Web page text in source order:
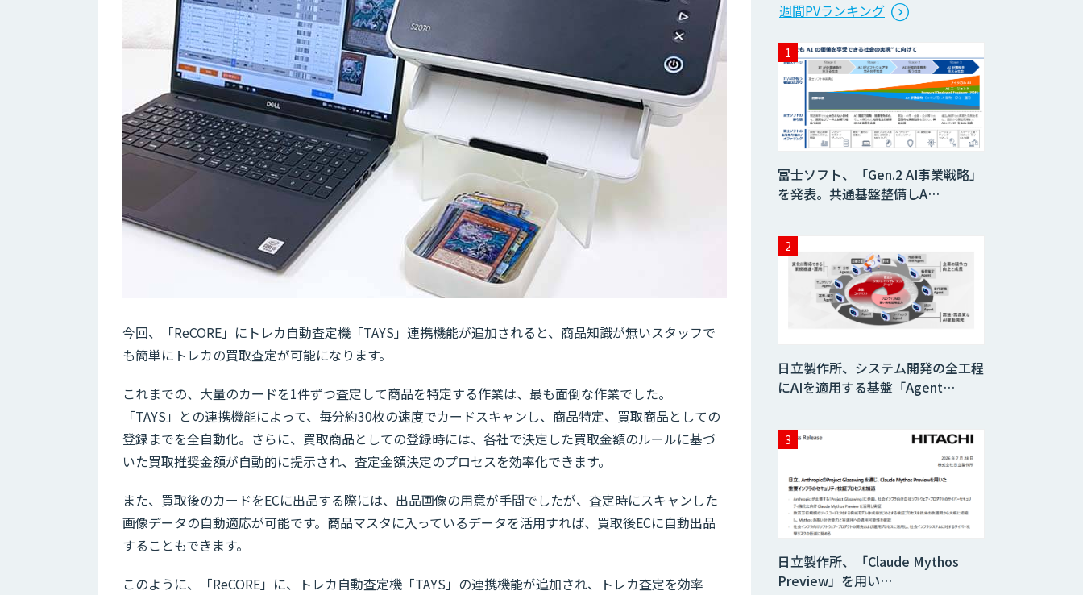
今回、「ReCORE」にトレカ自動査定機「TAYS」連携機能が追加されると、商品知識が無いスタッフで
も簡単にトレカの買取査定が可能になります。
これまでの、大量のカードを1件ずつ査定して商品を特定する作業は、最も面倒な作業でした。
「TAYS」との連携機能によって、毎分約30枚の速度でカードスキャンし、商品特定、買取商品としての
登録までを全自動化。さらに、買取商品としての登録時には、各社で決定した買取金額のルールに基づ
いた買取推奨金額が自動的に提示され、査定金額決定のプロセスを効率化できます。
また、買取後のカードをECに出品する際には、出品画像の用意が手間でしたが、査定時にスキャンした
画像データの自動適応が可能です。商品マスタに入っているデータを活用すれば、買取後ECに自動出品
することもできます。
このように、「ReCORE」に、トレカ自動査定機「TAYS」の連携機能が追加され、トレカ査定を効率
週間PVランキング
富士ソフト、「Gen.2 AI事業戦略」
を発表。共通基盤整備しA…
日立製作所、システム開発の全工程
にAIを適用する基盤「Agent…
日立製作所、「Claude Mythos
Preview」を用い…